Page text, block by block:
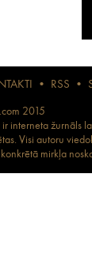
• RSS •
2015
interneta žurnāls
Visi autoru
mirkļa